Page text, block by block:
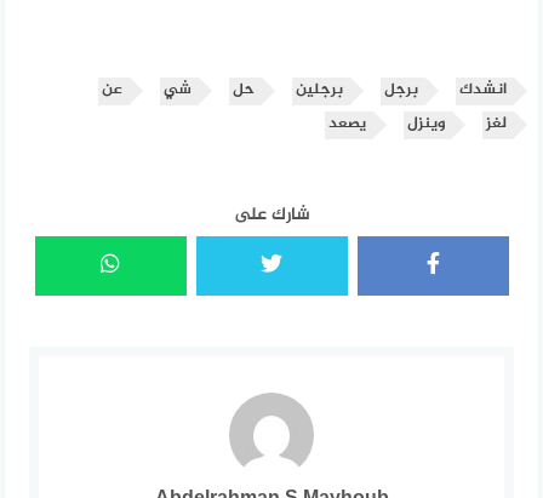
انشدك برجل برجلين حل شي
عن
لغز
وينزل يصعد
شارك على